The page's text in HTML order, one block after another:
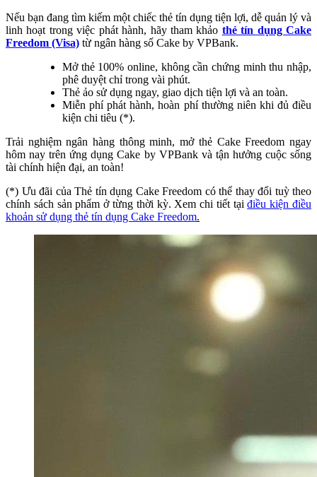
Nếu bạn đang tìm kiếm một chiếc thẻ tín dụng tiện lợi, dễ quản lý và
linh hoạt trong việc phát hành, hãy tham khảo thẻ tín dụng Cake
Freedom (Visa) từ ngân hàng số Cake by VPBank.
Mở thẻ 100% online, không cần chứng minh thu nhập,
phê duyệt chỉ trong vài phút.
Thẻ ảo sử dụng ngay, giao dịch tiện lợi và an toàn.
Miễn phí phát hành, hoàn phí thường niên khi đủ điều
kiện chi tiêu (*).
Trải nghiệm ngân hàng thông minh, mở thẻ Cake Freedom ngay
hôm nay trên ứng dụng Cake by VPBank và tận hưởng cuộc sống
tài chính hiện đại, an toàn!
(*) Ưu đãi của Thẻ tín dụng Cake Freedom có thể thay đổi tuỳ theo
chính sách sản phẩm ở từng thời kỳ. Xem chi tiết tạiđiều kiện điều
khoản sử dụng thẻ tín dụng Cake Freedom.